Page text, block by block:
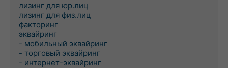
лизинг для юр.лиц
лизинг для физ.лиц
факторинг
эквайринг
- мобильный эквайринг
- торговый эквайринг
- интернет-эквайринг